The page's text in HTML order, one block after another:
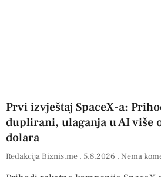
Prvi izvještaj SpaceX-a:
duplirani, ulaganja u AI više
dolara
Redakcija Biznis.me 5.8.2026 Nema